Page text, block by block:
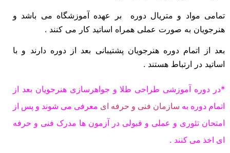
تمامی مواد و متریال دوره بر عهده آموزشگاه می باشد و
هنرجویان به صورت عملی همراه اساتید کار می کنند .
بعد از اتمام دوره هنرجویان پشتیبانی بعد از دوره دارند و با
اساتید در ارتباط هستند .
*در دوره آموزشی طراحی طلا و جواهرسازی هنرجویان بعد از
اتمام دوره به سازمان فنی و حرفه ای معرفی می شوند و پس از
امتحان تئوری و عملی و قبولی در آزمون ها مدرک فنی و حرفه
ای اخذ می کنند .